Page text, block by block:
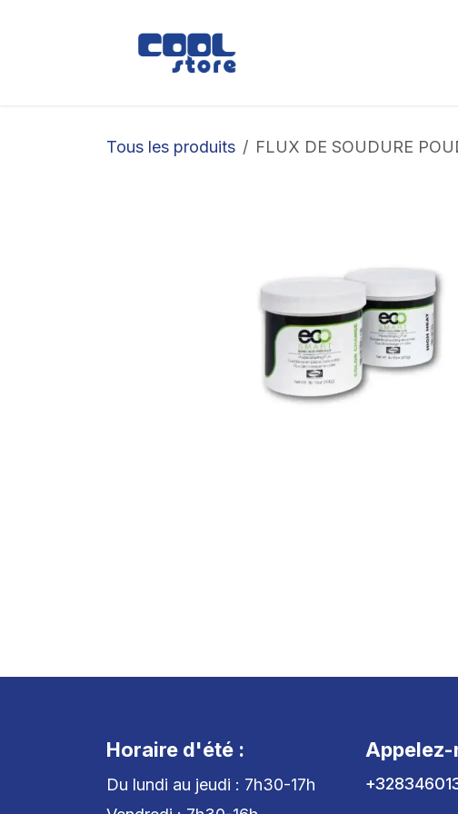
Tous les produits FLUX DE SOUDURE
Horaire d'été :
Du lundi au jeudi : 7h30-17h
Appelez-